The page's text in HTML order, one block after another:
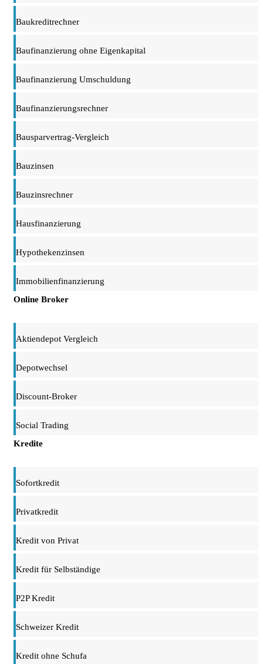
Baukreditrechner
Baufinanzierung ohne Eigenkapital
Baufinanzierung Umschuldung
Baufinanzierungsrechner
Bausparvertrag-Vergleich
Bauzinsen
Bauzinsrechner
Hausfinanzierung
Hypothekenzinsen
Immobilienfinanzierung
Online Broker
Aktiendepot Vergleich
Depotwechsel
Discount-Broker
Social Trading
Kredite
Sofortkredit
Privatkredit
Kredit von Privat
Kredit für Selbständige
P2P Kredit
Schweizer Kredit
Kredit ohne Schufa